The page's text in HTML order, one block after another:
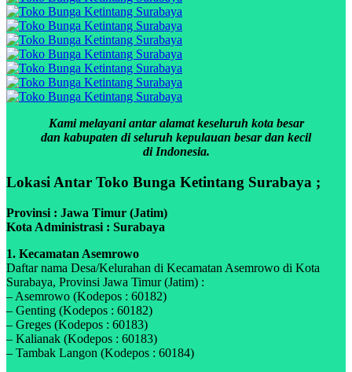
Kami melayani antar alamat keseluruh kota besar
dan kabupaten di seluruh kepulauan besar dan kecil
di Indonesia.
Lokasi Antar Toko Bunga Ketintang Surabaya ;
Provinsi : Jawa Timur (Jatim)
Kota Administrasi : Surabaya
1. Kecamatan Asemrowo
Daftar nama Desa/Kelurahan di Kecamatan Asemrowo di Kota
Surabaya, Provinsi Jawa Timur (Jatim) :
– Asemrowo (Kodepos : 60182)
– Genting (Kodepos : 60182)
– Greges (Kodepos : 60183)
– Kalianak (Kodepos : 60183)
– Tambak Langon (Kodepos : 60184)